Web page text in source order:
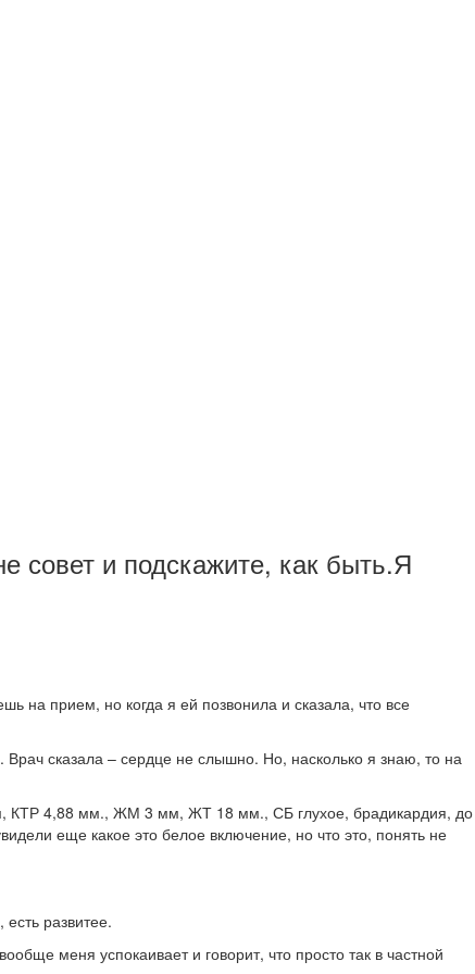
совет и подскажите, как быть.Я
на прием, но когда я ей позвонила и сказала, что все
сказала – сердце не слышно. Но, насколько я знаю, то на
КТР 4,88 мм., ЖМ 3 мм, ЖТ 18 мм., СБ глухое, брадикардия, до
еще какое это белое включение, но что это, понять не
развитее.
меня успокаивает и говорит, что просто так в частной